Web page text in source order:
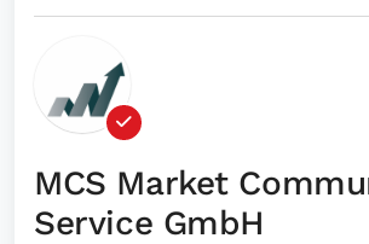
MCS Market
Service GmbH